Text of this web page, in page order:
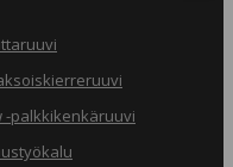
-palkkikenkäruuvi